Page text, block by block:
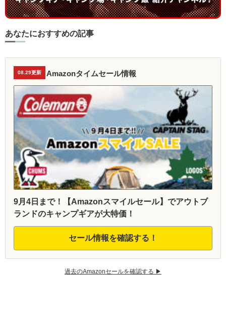
あなたにおすすめの記事
08.29更新 Amazonタイムセール情報
9月4日まで！【Amazonスマイルセール】でアウトブ
ランドのキャンプギアが大特価！
セール情報を確認する！
過去のAmazonセールを確認する ▶︎